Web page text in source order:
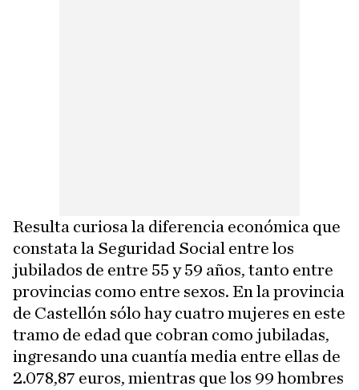
Resulta curiosa la diferencia económica que
constata la Seguridad Social entre los
jubilados de entre 55 y 59 años, tanto entre
provincias como entre sexos. En la provincia
de Castellón sólo hay cuatro mujeres en este
tramo de edad que cobran como jubiladas,
ingresando una cuantía media entre ellas de
2.078,87 euros, mientras que los 99 hombres